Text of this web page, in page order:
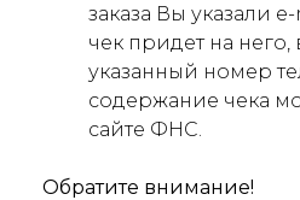
заказа Вы указали
чек придет на него,
указанный номер
содержание чека
сайте ФНС.
Обратите внимание!